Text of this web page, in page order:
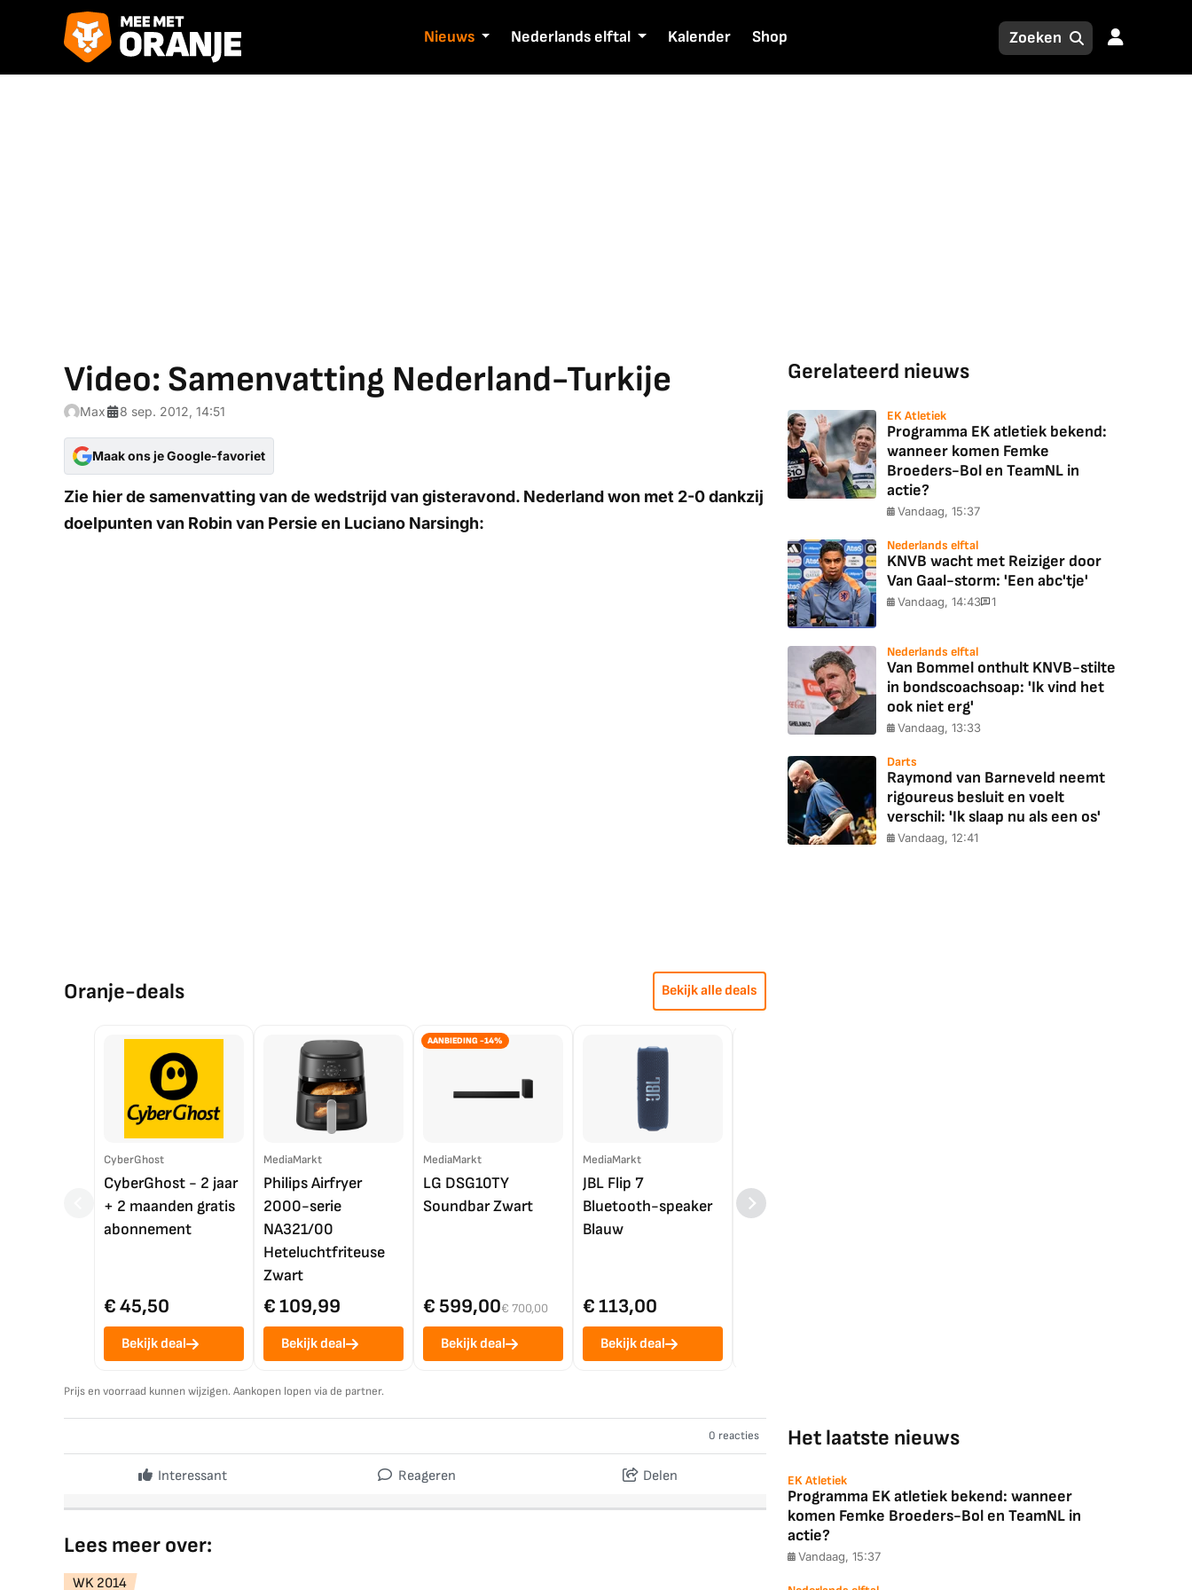
Nieuws Nederlands elftal Kalender Shop
Video: Samenvatting Nederland-Turkije
Max 8 sep. 2012, 14:51
Maak ons je Google-favoriet
Zie hier de samenvatting van de wedstrijd van gisteravond. Nederland won met 2-0 dankzij
doelpunten van Robin van Persie en Luciano Narsingh:
Oranje-deals Bekijk alle deals
CyberGhost
CyberGhost - 2 jaar
+ 2 maanden gratis
abonnement
€ 45,50
Bekijk deal
MediaMarkt
Philips Airfryer
2000-serie
NA321/00
Heteluchtfriteuse
Zwart
€ 109,99
Bekijk deal
AANBIEDING -14%
MediaMarkt
LG DSG10TY
Soundbar Zwart
€ 599,00€ 700,00
Bekijk deal
MediaMarkt
JBL Flip 7
Bluetooth-speaker
Blauw
€ 113,00
Bekijk deal
4K TV (2025)
Prijs en voorraad kunnen wijzigen. Aankopen lopen via de partner.
0 reacties
Interessant Reageren Delen
Lees meer over:
WK 2014
Gerelateerd nieuws
EK Atletiek
Programma EK atletiek bekend:
wanneer komen Femke
Broeders-Bol en TeamNL in
actie?
Vandaag, 15:37
Nederlands elftal
KNVB wacht met Reiziger door
Van Gaal-storm: 'Een abc'tje'
Vandaag, 14:43 1
Nederlands elftal
Van Bommel onthult KNVB-stilte
in bondscoachsoap: 'Ik vind het
ook niet erg'
Vandaag, 13:33
Darts
Raymond van Barneveld neemt
rigoureus besluit en voelt
verschil: 'Ik slaap nu als een os'
Vandaag, 12:41
Het laatste nieuws
EK Atletiek
Programma EK atletiek bekend: wanneer
komen Femke Broeders-Bol en TeamNL in
actie?
Vandaag, 15:37